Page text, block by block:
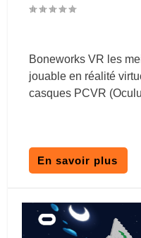
Boneworks VR les
jouable en réalité
casques PCVR
En savoir plus